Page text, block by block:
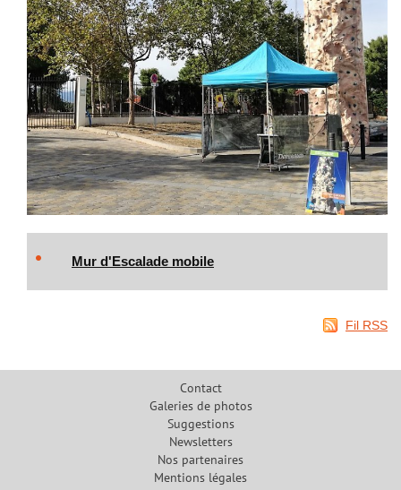
Mur d'Escalade mobile
Fil RSS
Contact
Galeries de photos
Suggestions
Newsletters
Nos partenaires
Mentions légales